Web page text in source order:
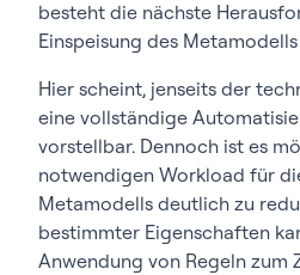
besteht die nächste
Einspeisung des
Hier scheint, jenseits der
eine vollständige
vorstellbar. Dennoch ist es
notwendigen Workload für
Metamodells deutlich zu
bestimmter Eigenschaften
Anwendung von Regeln zum